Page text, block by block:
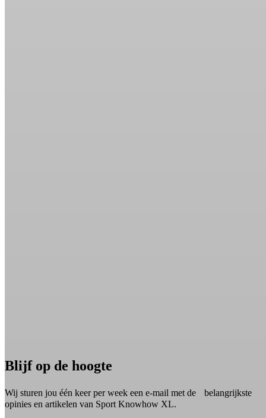
Blijf op de hoogte
Wij sturen jou één keer per week een e-mail met de belangrijkste
opinies en artikelen van Sport Knowhow XL.